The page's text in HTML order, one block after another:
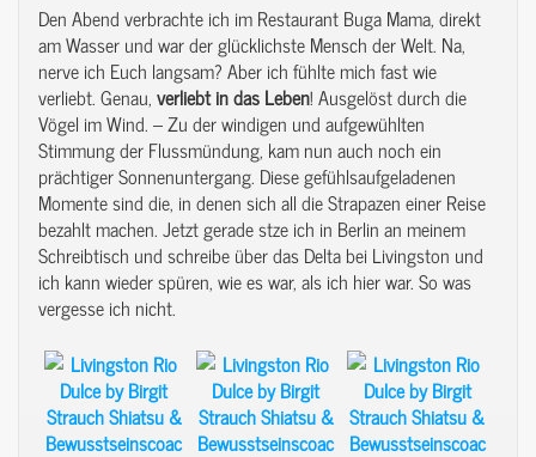
Den Abend verbrachte ich im Restaurant Buga Mama, direkt
am Wasser und war der glücklichste Mensch der Welt. Na,
nerve ich Euch langsam? Aber ich fühlte mich fast wie
verliebt. Genau,verliebtindasLeben! Ausgelöst durch die
Vögel im Wind. – Zu der windigen und aufgewühlten
Stimmung der Flussmündung, kam nun auch noch ein
prächtiger Sonnenuntergang. Diese gefühlsaufgeladenen
Momente sind die, in denen sich all die Strapazen einer Reise
bezahlt machen. Jetzt gerade stze ich in Berlin an meinem
Schreibtisch und schreibe über das Delta bei Livingston und
ich kann wieder spüren, wie es war, als ich hier war. So was
vergesse ich nicht.